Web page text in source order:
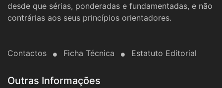
desde que sérias, ponderadas e fundamentadas, e não
contrárias aos seus princípios orientadores.
Contactos Ficha Técnica Estatuto Editorial
Outras Informações